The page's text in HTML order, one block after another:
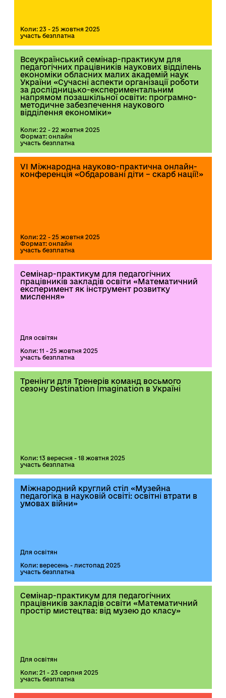
Коли: 23 - 25 жовтня 2025
участь безплатна
Всеукраїнський семінар-практикум для
педагогічних працівників наукових відділень
економіки обласних малих академій наук
України «Сучасні аспекти організації роботи
за дослідницько-експериментальним
напрямом позашкільної освіти: програмно-
методичне забезпечення наукового
відділення економіки»
Коли: 22 - 22 жовтня 2025
Формат: онлайн
участь безплатна
VI Міжнародна науково-практична онлайн-
конференція «Обдаровані діти – скарб нації!»
Коли: 22 - 25 жовтня 2025
Формат: онлайн
участь безплатна
Семінар-практикум для педагогічних
працівників закладів освіти «Математичний
експеримент як інструмент розвитку
мислення»
Для освітян
Коли: 11 - 25 жовтня 2025
участь безплатна
Тренінги для Тренерів команд восьмого
сезону Destination Imagination в Україні
Коли: 13 вересня - 18 жовтня 2025
участь безплатна
Міжнародний круглий стіл «Музейна
педагогіка в науковій освіті: освітні втрати в
умовах війни»
Для освітян
Коли: вересень - листопад 2025
участь безплатна
Семінар-практикум для педагогічних
працівників закладів освіти «Математичний
простір мистецтва: від музею до класу»
Для освітян
Коли: 21 - 23 серпня 2025
участь безплатна